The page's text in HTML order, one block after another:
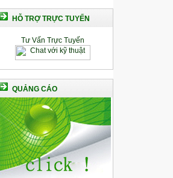
HỖ TRỢ TRỰC TUYẾN
Tư Vấn Trực Tuyến
QUẢNG CÁO